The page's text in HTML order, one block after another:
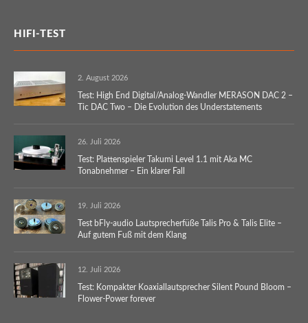
HIFI-TEST
2. August 2026
Test: High End Digital/Analog-Wandler MERASON DAC 2 –
Tic DAC Two – Die Evolution des Understatements
26. Juli 2026
Test: Plattenspieler Takumi Level 1.1 mit Aka MC
Tonabnehmer – Ein klarer Fall
19. Juli 2026
Test bFly-audio Lautsprecherfüße Talis Pro & Talis Elite –
Auf gutem Fuß mit dem Klang
12. Juli 2026
Test: Kompakter Koaxiallautsprecher Silent Pound Bloom –
Flower-Power forever